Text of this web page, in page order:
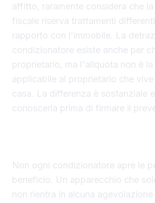
affitto, raramente considera che
fiscale riserva trattamenti
rapporto con l'immobile. La
condizionatore esiste anche per
proprietario, ma l'aliquota non è la
applicabile al proprietario che
casa. La differenza è sostanziale
conoscerla prima di firmare il
Non ogni condizionatore apre le
beneficio. Un apparecchio che
non rientra in alcuna agevolazione